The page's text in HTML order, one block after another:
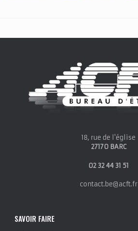
18, rue de l'église
27170 BARC
02 32 44 31 51
contact.be@acft.fr
SAVOIR FAIRE